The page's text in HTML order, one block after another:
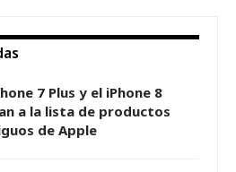
7 Plus y el iPhone 8
a la lista de productos
de Apple